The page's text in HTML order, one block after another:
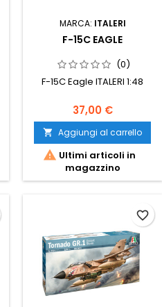
MARCA: ITALERI
F-15C EAGLE
(0)
F-15C Eagle ITALERI 1:48
37,00 €
 Aggiungi al carrello
 Ultimi articoli in
magazzino
favorite_border